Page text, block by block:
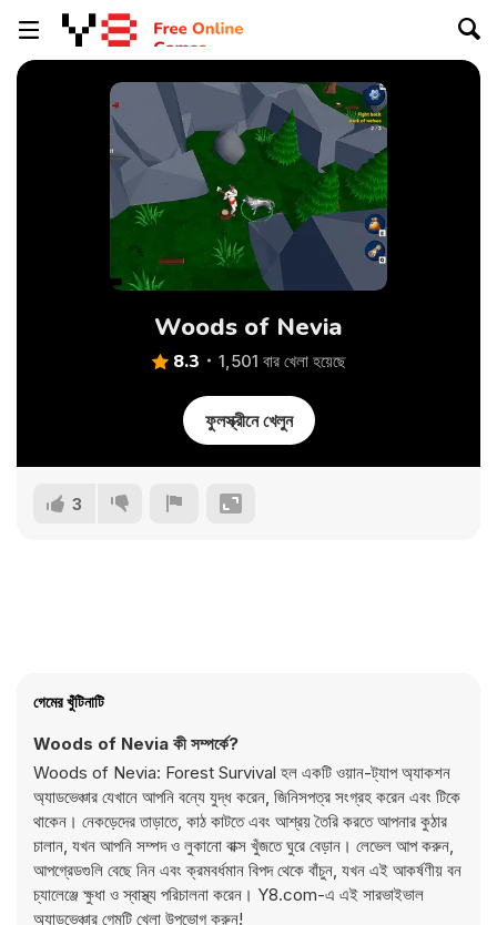
Woods of Nevia
8.3 1,501 বার খেলা হয়েছে
ফুলস্ক্রীনে খেলুন
3
গেমের খুঁটিনাটি
Woods of Nevia কী সম্পর্কে?
Woods of Nevia: Forest Survival হল একটি ওয়ান-ট্যাপ অ্যাকশন
অ্যাডভেঞ্চার যেখানে আপনি বন্যে যুদ্ধ করেন, জিনিসপত্র সংগ্রহ করেন এবং টিকে
থাকেন। নেকড়েদের তাড়াতে, কাঠ কাটতে এবং আশ্রয় তৈরি করতে আপনার কুঠার
চালান, যখন আপনি সম্পদ ও লুকানো বাক্স খুঁজতে ঘুরে বেড়ান। লেভেল আপ করুন,
আপগ্রেডগুলি বেছে নিন এবং ক্রমবর্ধমান বিপদ থেকে বাঁচুন, যখন এই আকর্ষণীয় বন
চ্যালেঞ্জে ক্ষুধা ও স্বাস্থ্য পরিচালনা করেন। Y8.com-এ এই সারভাইভাল
অ্যাডভেঞ্চার গেমটি খেলা উপভোগ করুন!